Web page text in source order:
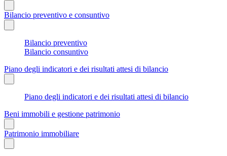
Bilancio preventivo e consuntivo
Bilancio preventivo
Bilancio consuntivo
Piano degli indicatori e dei risultati attesi di bilancio
Piano degli indicatori e dei risultati attesi di bilancio
Beni immobili e gestione patrimonio
Patrimonio immobiliare